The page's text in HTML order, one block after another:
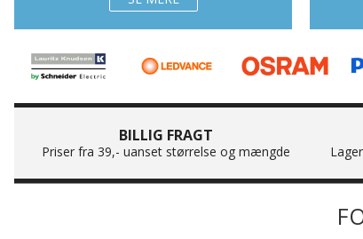
BILLIG FRAGT
Priser fra 39,- uanset størrelse og mængde